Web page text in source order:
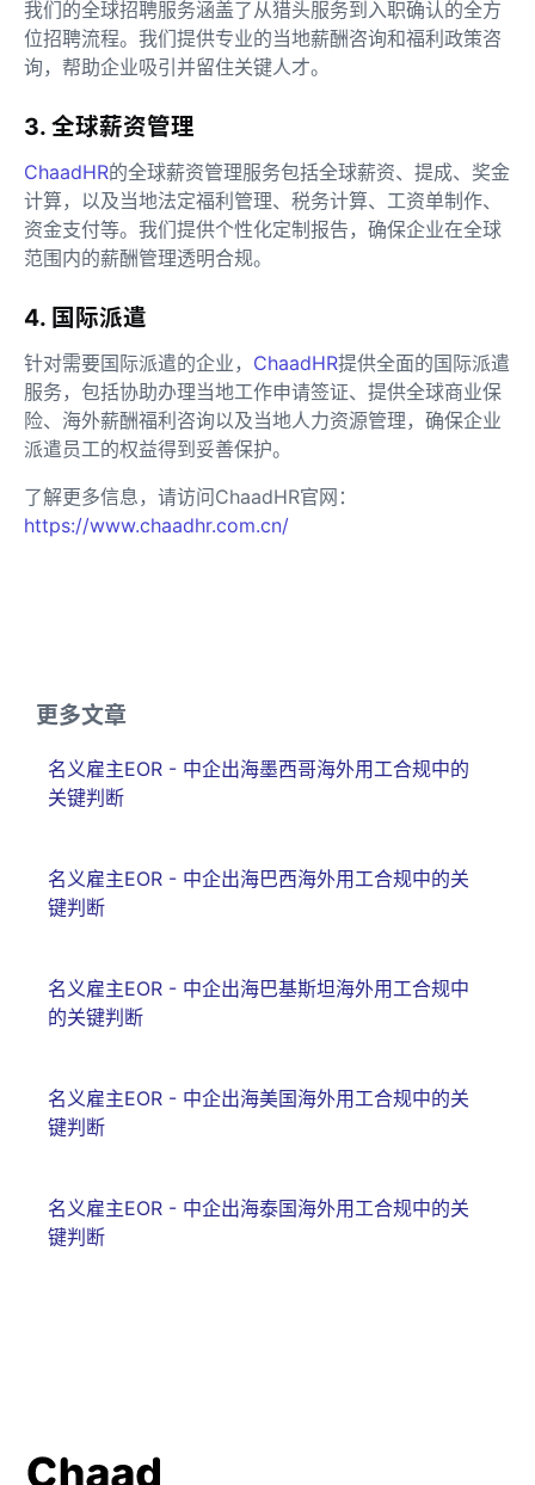
我们的全球招聘服务涵盖了从猎头服务到入职确认的全方
位招聘流程。我们提供专业的当地薪酬咨询和福利政策咨
询，帮助企业吸引并留住关键人才。
3. 全球薪资管理
ChaadHR的全球薪资管理服务包括全球薪资、提成、奖金
计算，以及当地法定福利管理、税务计算、工资单制作、
资金支付等。我们提供个性化定制报告，确保企业在全球
范围内的薪酬管理透明合规。
4. 国际派遣
针对需要国际派遣的企业， ChaadHR提供全面的国际派遣
服务，包括协助办理当地工作申请签证、提供全球商业保
险、海外薪酬福利咨询以及当地人力资源管理，确保企业
派遣员工的权益得到妥善保护。
了解更多信息，请访问ChaadHR官网：
https://www.chaadhr.com.cn/
更多文章
名义雇主EOR - 中企出海墨西哥海外用工合规中的
关键判断
名义雇主EOR - 中企出海巴西海外用工合规中的关
键判断
名义雇主EOR - 中企出海巴基斯坦海外用工合规中
的关键判断
名义雇主EOR - 中企出海美国海外用工合规中的关
键判断
名义雇主EOR - 中企出海泰国海外用工合规中的关
键判断